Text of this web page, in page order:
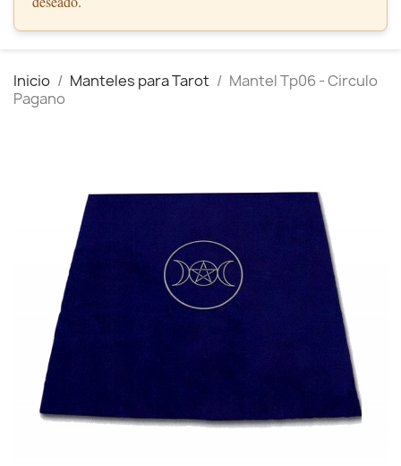
Inicio Manteles para Tarot
Mantel Tp06 - Circulo
Pagano